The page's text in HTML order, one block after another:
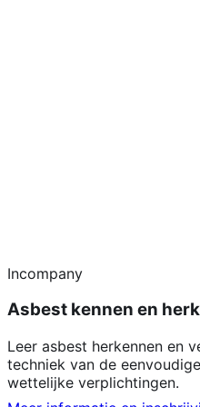
Incompany
Asbest kennen en
Leer asbest herkennen en
techniek van de
wettelijke verplichtingen.